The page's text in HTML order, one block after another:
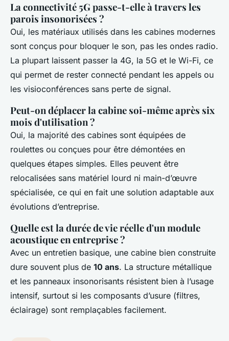
La connectivité 5G passe-t-elle à travers les
parois insonorisées ?
Oui, les matériaux utilisés dans les cabines modernes
sont conçus pour bloquer le son, pas les ondes radio.
La plupart laissent passer la 4G, la 5G et le Wi-Fi, ce
qui permet de rester connecté pendant les appels ou
les visioconférences sans perte de signal.
Peut-on déplacer la cabine soi-même après six
mois d'utilisation ?
Oui, la majorité des cabines sont équipées de
roulettes ou conçues pour être démontées en
quelques étapes simples. Elles peuvent être
relocalisées sans matériel lourd ni main-d’œuvre
spécialisée, ce qui en fait une solution adaptable aux
évolutions d’entreprise.
Quelle est la durée de vie réelle d'un module
acoustique en entreprise ?
Avec un entretien basique, une cabine bien construite
dure souvent plus de 10 ans. La structure métallique
et les panneaux insonorisants résistent bien à l’usage
intensif, surtout si les composants d’usure (filtres,
éclairage) sont remplaçables facilement.